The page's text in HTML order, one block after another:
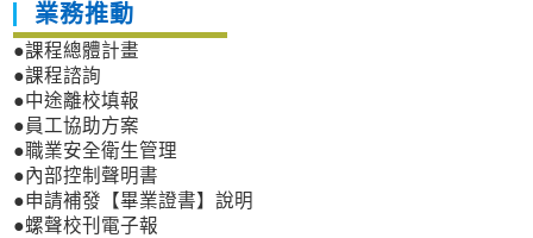
業務推動
●課程總體計畫
●課程諮詢
●中途離校填報
●員工協助方案
●職業安全衛生管理
●內部控制聲明書
●申請補發【畢業證書】說明
●螺聲校刊電子報